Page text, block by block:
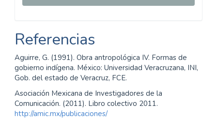
Referencias
Aguirre, G. (1991). Obra antropológica IV. Formas de
gobierno indígena. México: Universidad Veracruzana, INI,
Gob. del estado de Veracruz, FCE.
Asociación Mexicana de Investigadores de la
Comunicación. (2011). Libro colectivo 2011.
http://amic.mx/publicaciones/